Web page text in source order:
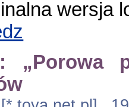
wersja
„Porowa